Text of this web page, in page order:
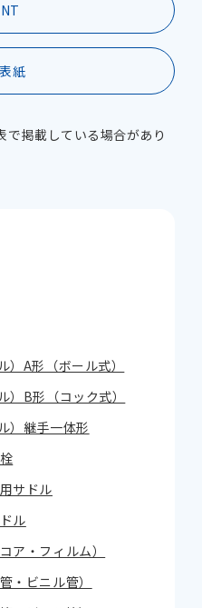
紙
掲載している場合があり
A形（ボール式）
）B形（コック式）
）継手一体形
サドル
ル
ア・フィルム）
・ビニル管）